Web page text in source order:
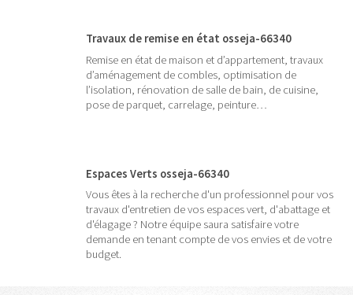
Travaux de remise en état osseja-66340
Remise en état de maison et d’appartement, travaux
d’aménagement de combles, optimisation de
l’isolation, rénovation de salle de bain, de cuisine,
pose de parquet, carrelage, peinture…
Espaces Verts osseja-66340
Vous êtes à la recherche d'un professionnel pour vos
travaux d'entretien de vos espaces vert, d'abattage et
d'élagage ? Notre équipe saura satisfaire votre
demande en tenant compte de vos envies et de votre
budget.